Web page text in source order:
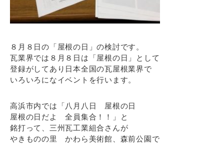
８月８日の「屋根の日」の検討です。
瓦業界では８月８日は「屋根の日」として
登録がしてあり日本全国の瓦屋根業界で
いろいろになイベントを行います。
高浜市内では「八月八日 屋根の日
屋根の日だよ 全員集合！！」と
銘打って、三州瓦工業組合さんが
やきものの里 かわら美術館、森前公園で